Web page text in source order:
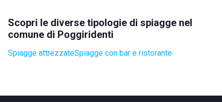
Scopri le diverse tipologie di spiagge nel
comune di Poggiridenti
Spiagge attrezzateSpiagge con bar e ristorante